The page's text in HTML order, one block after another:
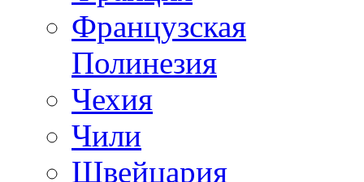
Французская
Полинезия
Чехия
Чили
Швейцария